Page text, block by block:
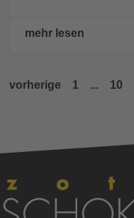
mehr lesen
vorherige 1 ... 10